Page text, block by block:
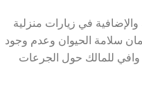
في زيارات منزلية
سلامة الحيوان وعدم وجود
للمالك حول الجرعات